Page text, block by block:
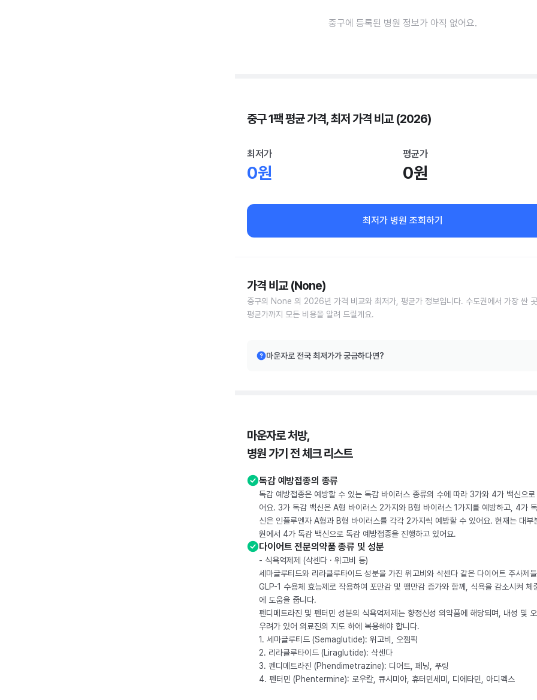
중구에 등록된 병원 정보가 아직 없어요.
중구 1팩 평균 가격, 최저 가격 비교 (2026)
최저가
0원
평균가
0원
최저가 병원 조회하기
가격 비교 (None)
중구의 None 의 2026년 가격 비교와 최저가, 평균가 정보입니다. 수도권에서 가장 싼
평균가까지 모든 비용을 알려 드릴게요.
마운자로 전국 최저가가 궁금하다면?
마운자로 처방,
병원 가기 전 체크 리스트
독감 예방접종의 종류
독감 예방접종은 예방할 수 있는 독감 바이러스 종류의 수에 따라 3가와 4가 백신으로
어요. 3가 독감 백신은 A형 바이러스 2가지와 B형 바이러스 1가지를 예방하고, 4가
신은 인플루엔자 A형과 B형 바이러스를 각각 2가지씩 예방할 수 있어요. 현재는 대부
원에서 4가 독감 백신으로 독감 예방접종을 진행하고 있어요.
다이어트 전문의약품 종류 및 성분
- 식욕억제제 (삭센다 · 위고비 등)
세마글루티드와 리라클루타이드 성분을 가진 위고비와 삭센다 같은 다이어트 주사제
GLP-1 수용체 효능제로 작용하여 포만감 및 팽만감 증가와 함께, 식욕을 감소시켜 체
에 도움을 줍니다.
펜디메트라진 및 펜터민 성분의 식욕억제제는 향정신성 의약품에 해당되며, 내성 및
우려가 있어 의료진의 지도 하에 복용해야 합니다.
1. 세마글루티드 (Semaglutide): 위고비, 오젬픽
2. 리라클루타이드 (Liraglutide): 삭센다
3. 펜디메트라진 (Phendimetrazine): 디어트, 페닝, 푸링
4. 펜터민 (Phentermine): 로우칼, 큐시미아, 휴터민세미, 디에타민, 아디펙스